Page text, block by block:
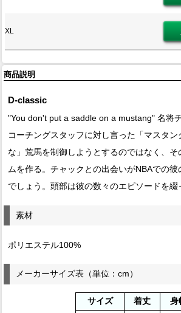
XL
商品説明
D-classic
"You don't put a saddle on a mustang" 名将
コーチングスタッフに対し言った「マスタ
な」荒馬を制御しようとするのではなく、
ムを作る。チャックとの出会いがNBAでの
でしょう。頭部は彼の数々のエピソードを綴
素材
ポリエステル100%
メーカーサイズ表（単位：cm）
サイズ 着丈
身